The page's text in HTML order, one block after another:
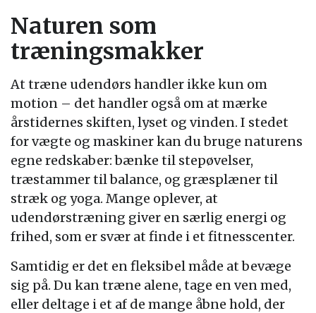
Naturen som
træningsmakker
At træne udendørs handler ikke kun om
motion – det handler også om at mærke
årstidernes skiften, lyset og vinden. I stedet
for vægte og maskiner kan du bruge naturens
egne redskaber: bænke til stepøvelser,
træstammer til balance, og græsplæner til
stræk og yoga. Mange oplever, at
udendørstræning giver en særlig energi og
frihed, som er svær at finde i et fitnesscenter.
Samtidig er det en fleksibel måde at bevæge
sig på. Du kan træne alene, tage en ven med,
eller deltage i et af de mange åbne hold, der